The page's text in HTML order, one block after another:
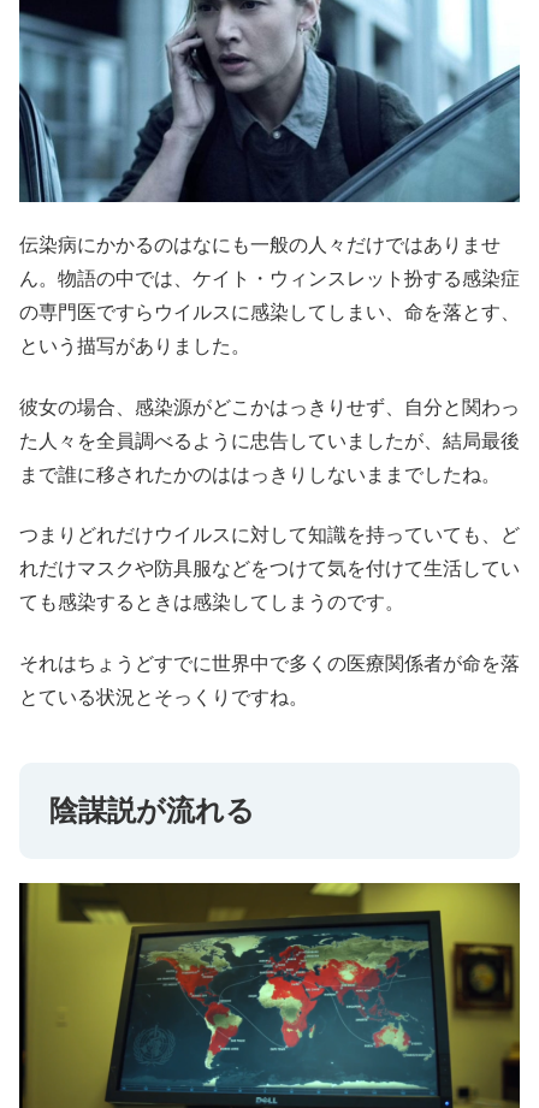
伝染病にかかるのはなにも一般の人々だけではありませ
ん。物語の中では、ケイト・ウィンスレット扮する感染症
の専門医ですらウイルスに感染してしまい、命を落とす、
という描写がありました。
彼女の場合、感染源がどこかはっきりせず、自分と関わっ
た人々を全員調べるように忠告していましたが、結局最後
まで誰に移されたかのははっきりしないままでしたね。
つまりどれだけウイルスに対して知識を持っていても、ど
れだけマスクや防具服などをつけて気を付けて生活してい
ても感染するときは感染してしまうのです。
それはちょうどすでに世界中で多くの医療関係者が命を落
とている状況とそっくりですね。
陰謀説が流れる